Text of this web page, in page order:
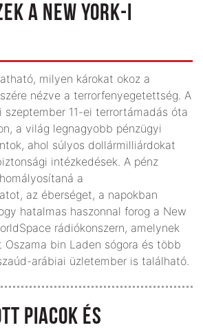
A NEW YORK-I
milyen károkat okoz a
nézve a terrorfenyegetettség. A
11-ei terrortámadás óta
a világ legnagyobb pénzügyi
ahol súlyos dollármilliárdokat
intézkedések. A pénz
a
az éberséget, a napokban
hatalmas haszonnal forog a New
rádiókonszern, amelynek
bin Laden sógora és több
arábiai üzletember is található.
PIACOK ÉS